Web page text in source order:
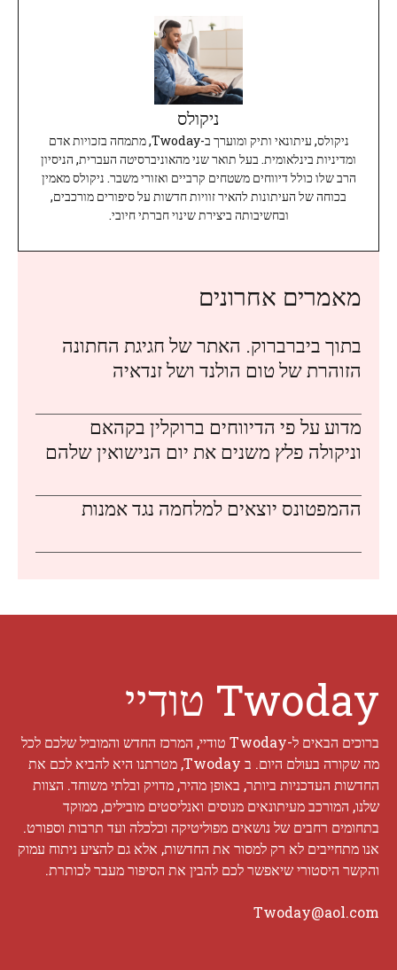
ניקולס
ניקולס, עיתונאי ותיק ומוערך ב-Twoday, מתמחה בזכויות אדם
ומדיניות בינלאומית. בעל תואר שני מהאוניברסיטה העברית, הניסיון
הרב שלו כולל דיווחים משטחים קרביים ואזורי משבר. ניקולס מאמין
בכוחה של העיתונות להאיר זוויות חדשות על סיפורים מורכבים,
ובחשיבותה ביצירת שינוי חברתי חיובי.
מאמרים אחרונים
בתוך ביברברוק. האתר של חגיגת החתונה
הזוהרת של טום הולנד ושל זנדאיה
מדוע על פי הדיווחים ברוקלין בקהאם
וניקולה פלץ משנים את יום הנישואין שלהם
ההמפטונס יוצאים למלחמה נגד אמנות
Twoday טודיי
ברוכים הבאים ל-Twoday טודיי, המרכז החדש והמוביל שלכם לכל
מה שקורה בעולם היום. ב Twoday, מטרתנו היא להביא לכם את
החדשות העדכניות ביותר, באופן מהיר, מדויק ובלתי משוחד. הצוות
שלנו, המורכב מעיתונאים מנוסים ואנליסטים מובילים, ממוקד
בתחומים רחבים של נושאים מפוליטיקה וכלכלה ועד תרבות וספורט.
אנו מתחייבים לא רק למסור את החדשות, אלא גם להציע ניתוח עמוק
והקשר היסטורי שיאפשר לכם להבין את הסיפור מעבר לכותרת.
Twoday@aol.com